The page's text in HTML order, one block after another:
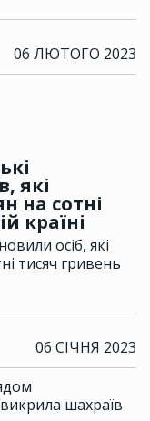
06 ЛЮТОГО 2023
які
на сотні
країні
осіб, які
тисяч гривень
06 СІЧНЯ 2023
викрила шахраїв